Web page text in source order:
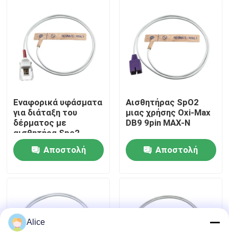
Γύρος εργοστασίων
Ποιοτικός έλεγχος
Μας ελάτε σε επαφή με
Ειδήσεις
Περιπτώσεις
Ζητήστε ένα απόσπασμα
Επαναχρησιμοποιήσιμος αισθητήρας spO2
Εναφορικά υφάσματα
για διάταξη του
δέρματος με
αισθητήρα Spo2
Αποστολή
Αισθητήρας SpO2
μιας χρήσης Oxi-Max
DB9 9pin MAX-N
Αποστολή
Alice